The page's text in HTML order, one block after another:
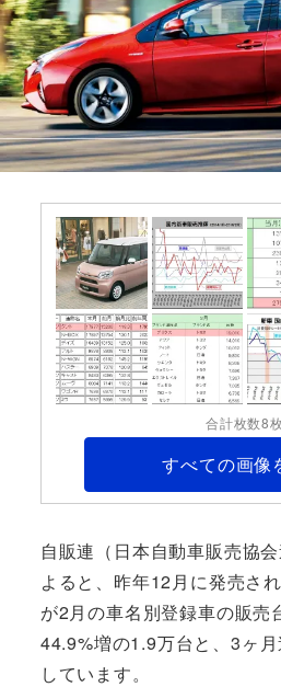
合計枚数8枚
すべての画像
自販連（日本自動車販売協
よると、昨年12月に発売さ
が2月の車名別登録車の販売
44.9%増の1.9万台と、3ヶ
しています。